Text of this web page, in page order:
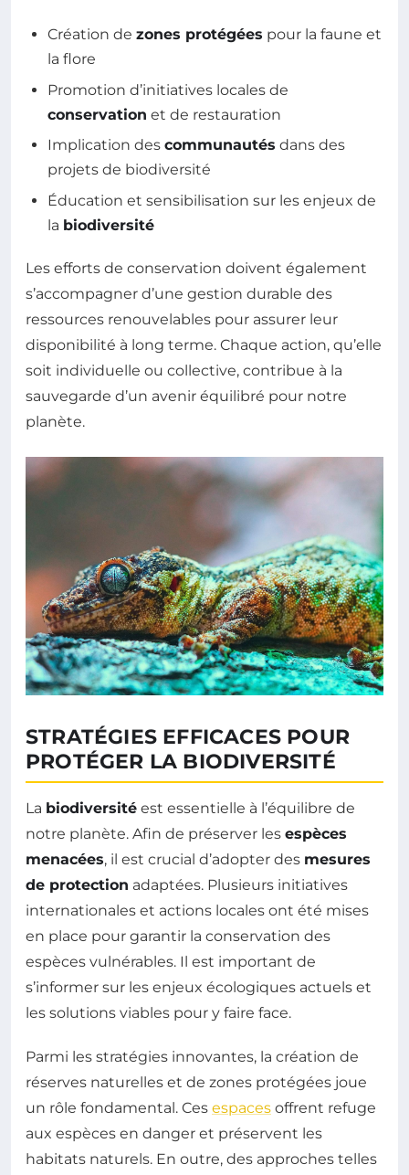
Création de zones protégées pour la faune et
la flore
Promotion d’initiatives locales de
conservation et de restauration
Implication des communautés dans des
projets de biodiversité
Éducation et sensibilisation sur les enjeux de
la biodiversité
Les efforts de conservation doivent également
s’accompagner d’une gestion durable des
ressources renouvelables pour assurer leur
disponibilité à long terme. Chaque action, qu’elle
soit individuelle ou collective, contribue à la
sauvegarde d’un avenir équilibré pour notre
planète.
STRATÉGIES EFFICACES POUR
PROTÉGER LA BIODIVERSITÉ
La biodiversité est essentielle à l’équilibre de
notre planète. Afin de préserver les espèces
menacées, il est crucial d’adopter des mesures
de protection adaptées. Plusieurs initiatives
internationales et actions locales ont été mises
en place pour garantir la conservation des
espèces vulnérables. Il est important de
s’informer sur les enjeux écologiques actuels et
les solutions viables pour y faire face.
Parmi les stratégies innovantes, la création de
réserves naturelles et de zones protégées joue
un rôle fondamental. Ces espaces offrent refuge
aux espèces en danger et préservent les
habitats naturels. En outre, des approches telles